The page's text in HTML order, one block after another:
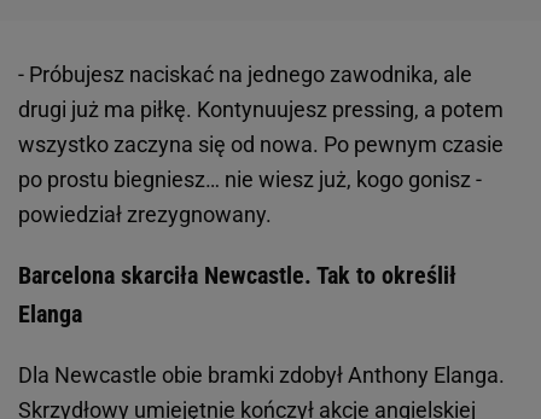
- Próbujesz naciskać na jednego zawodnika, ale
drugi już ma piłkę. Kontynuujesz pressing, a potem
wszystko zaczyna się od nowa. Po pewnym czasie
po prostu biegniesz… nie wiesz już, kogo gonisz -
powiedział zrezygnowany.
Barcelona skarciła Newcastle. Tak to określił
Elanga
Dla Newcastle obie bramki zdobył Anthony Elanga.
Skrzydłowy umiejętnie kończył akcje angielskiej